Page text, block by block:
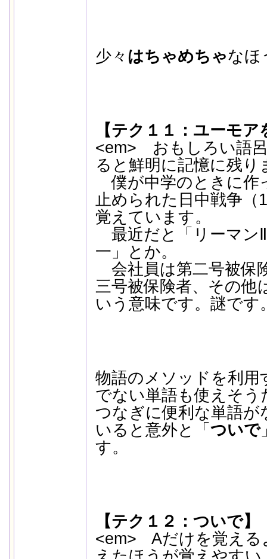
少々 はちゃめちゃなほ
【テク１１：ユーモ
<em> おもしろい語
ると鮮明に記憶に残り
僕が中学のときに作
止められた日中戦争（
覚えています。
最近だと「リーマン
一」とか。
会社員は第二号被保
三号被保険者、その他
いう意味です。謎です
物語のメソッドを利用
でない単語も使えそ
つなぎに便利な単語
いると意外と「 ついで
す。
【テク１２：ついで】
<em> Aだけを覚える